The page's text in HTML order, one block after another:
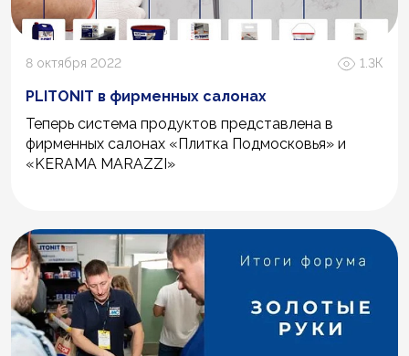
8 октября 2022 1.3К
PLITONIT в фирменных салонах
Теперь система продуктов представлена в
фирменных салонах «Плитка Подмосковья» и
«KERAMA MARAZZI»